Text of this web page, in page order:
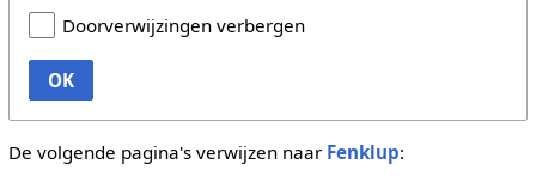
Doorverwijzingen verbergen
OK
De volgende pagina's verwijzen naar Fenklup: